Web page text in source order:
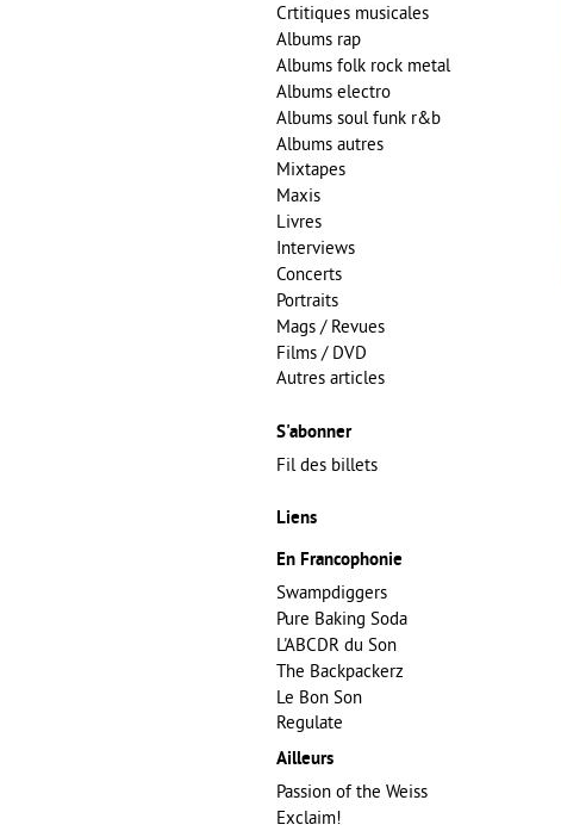
Crtitiques musicales
Albums rap
Albums folk rock metal
Albums electro
Albums soul funk r&b
Albums autres
Mixtapes
Maxis
Livres
Interviews
Concerts
Portraits
Mags / Revues
Films / DVD
Autres articles
S'abonner
Fil des billets
Liens
En Francophonie
Swampdiggers
Pure Baking Soda
L'ABCDR du Son
The Backpackerz
Le Bon Son
Regulate
Ailleurs
Passion of the Weiss
Exclaim!